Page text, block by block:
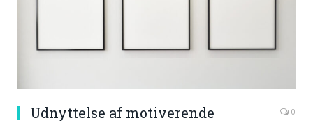
Udnyttelse af motiverende
0